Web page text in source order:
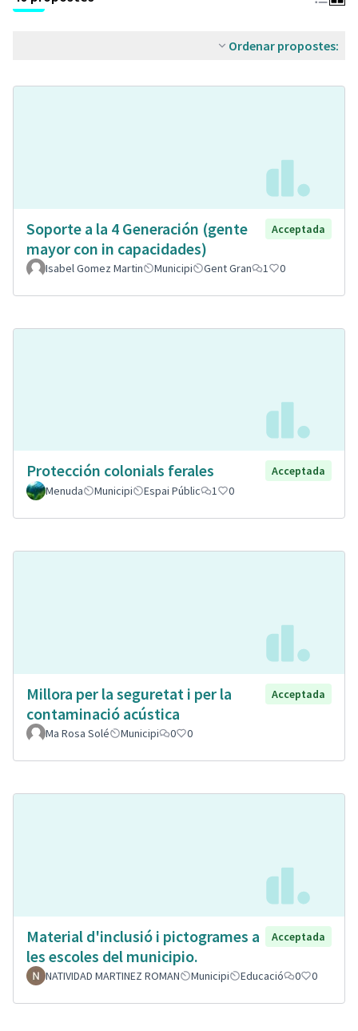
Ordenar propostes:
Soporte a la 4 Generación (gente
mayor con in capacidades)
Acceptada
Isabel Gomez Martin Municipi Gent Gran 1 0
Protección colonials ferales
Acceptada
Menuda
Municipi Espai Públic 1 0
Millora per la seguretat i per la
contaminació acústica
Acceptada
Ma Rosa Solé Municipi 0 0
Material d'inclusió i pictogrames a
les escoles del municipio.
Acceptada
NATIVIDAD MARTINEZ ROMAN Municipi Educació 0 0